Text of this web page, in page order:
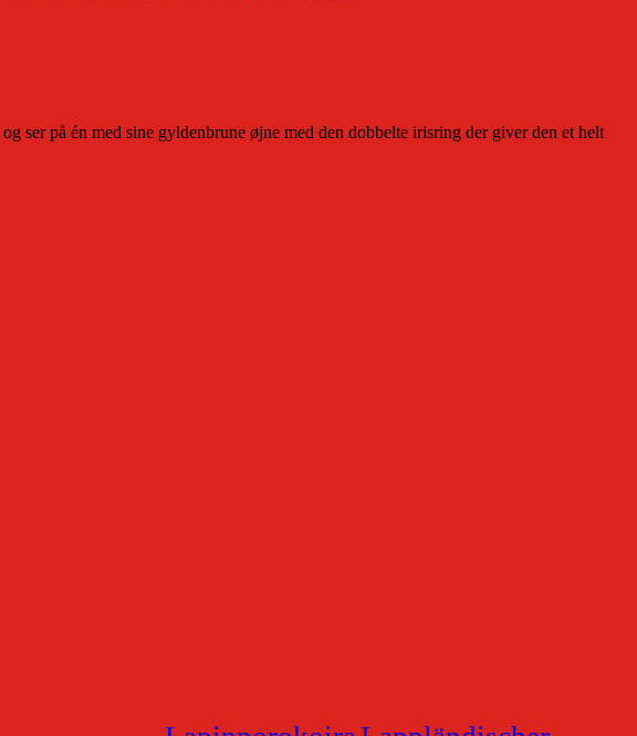
ser på én med sine gyldenbrune øjne med den dobbelte irisring der giver den et helt